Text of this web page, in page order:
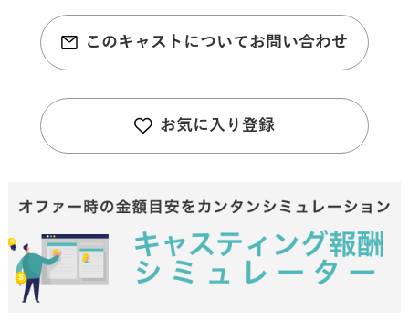
このキャストについてお問い合わせ
お気に入り登録